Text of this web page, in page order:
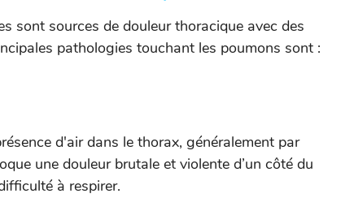
sont sources de douleur thoracique avec des
pathologies touchant les poumons sont :
d'air dans le thorax, généralement par
une douleur brutale et violente d’un côté du
à respirer.